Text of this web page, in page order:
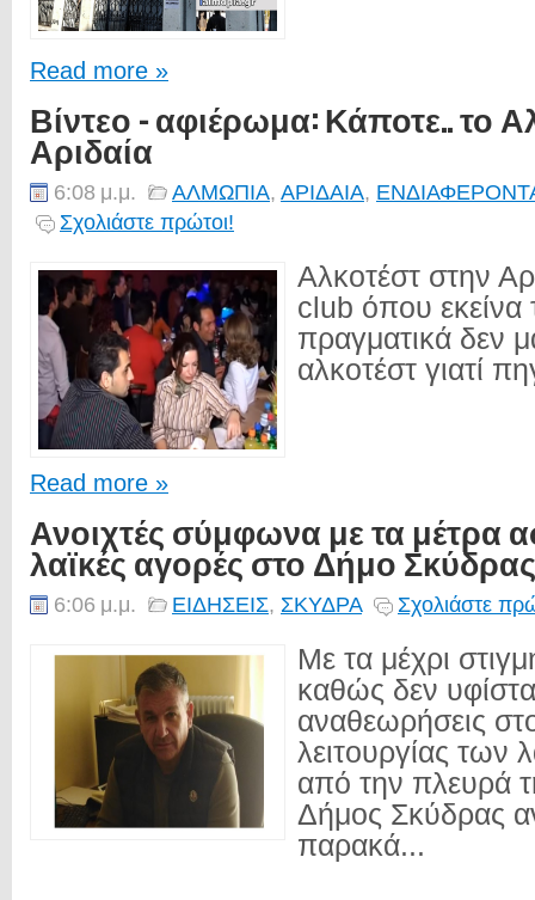
Read more »
Βίντεο - αφιέρωμα: Κάποτε.. το
Αριδαία
6:08 μ.μ. ΑΛΜΩΠΙΑ, ΑΡΙΔΑΙΑ,
Σχολιάστε πρώτοι!
Αλκοτέστ στην
club όπου εκείνα
πραγματικά δεν
αλκοτέστ γιατί
Read more »
Ανοιχτές σύμφωνα με τα μέτρα
λαϊκές αγορές στο Δήμο Σκύδρας
6:06 μ.μ. ΕΙΔΗΣΕΙΣ, ΣΚΥΔΡΑ Σχολιάστε
Με τα μέχρι
καθώς δεν
αναθεωρήσεις
λειτουργίας των
από την πλευρά
Δήμος Σκύδρας
παρακά...